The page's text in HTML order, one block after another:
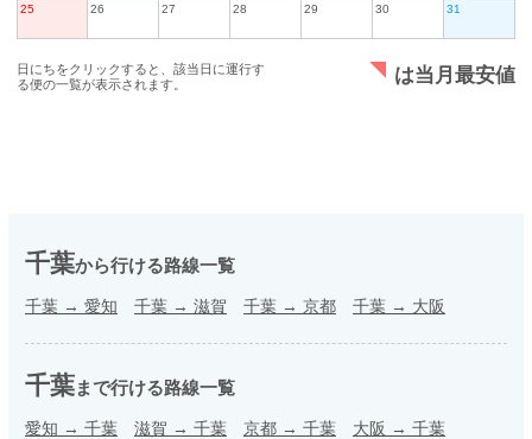
25 26 27 28 29 30 31
日にちをクリックすると、該当日に運行す
る便の一覧が表示されます。
は当月最安値
千葉から行ける路線一覧
千葉 → 愛知 千葉 → 滋賀 千葉 → 京都 千葉 → 大阪
千葉まで行ける路線一覧
愛知 → 千葉 滋賀 → 千葉 京都 → 千葉 大阪 → 千葉